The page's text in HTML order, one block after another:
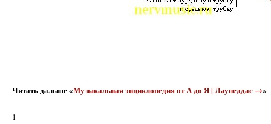
Читать дальше «Музыкальная энциклопедия от А до Я | Лаунеддас →»
1